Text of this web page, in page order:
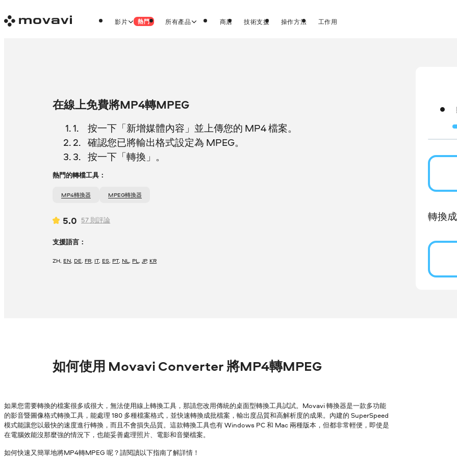
影片 熱門 所有產品 商店 技術支援 操作方法 工作用
在線上免費將MP4轉MPEG
按一下「新增媒體內容」並上傳您的 MP4 檔案。
確認您已將輸出格式設定為 MPEG。
按一下「轉換」。
熱門的轉檔工具：
MP4轉換器 MPEG轉換器
5.0 57 則評論
支援語言：
ZH, EN, DE, FR, IT, ES, PT, NL, PL,JP, KR
轉換成
如何使用 Movavi Converter 將MP4轉MPEG
如果您需要轉換的檔案很多或很大，無法使用線上轉換工具，那請您改用傳統的桌面型轉換工具試試。Movavi 轉換器是一款多功能
的影音暨圖像格式轉換工具，能處理 180 多種檔案格式，並快速轉換成批檔案，輸出度品質和高解析度的成果。內建的 SuperSpeed
模式能讓您以最快的速度進行轉換，而且不會損失品質。這款轉換工具也有 Windows PC 和 Mac 兩種版本，但都非常輕便，即使是
在電腦效能沒那麼強的情況下，也能妥善處理照片、電影和音樂檔案。
如何快速又簡單地將MP4轉MPEG 呢？請閱讀以下指南了解詳情！